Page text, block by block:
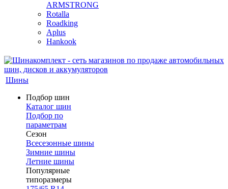
ARMSTRONG
Rotalla
Roadking
Aplus
Hankook
Шины
Подбор шин
Каталог шин
Подбор по
параметрам
Сезон
Всесезонные шины
Зимние шины
Летние шины
Популярные
типоразмеры